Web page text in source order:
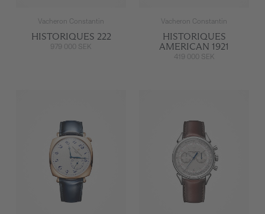
Vacheron Constantin
HISTORIQUES 222
979 000 SEK
Vacheron Constantin
HISTORIQUES
AMERICAN 1921
419 000 SEK